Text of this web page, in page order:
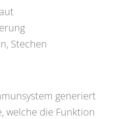
Stechen
generiert
welche die Funktion